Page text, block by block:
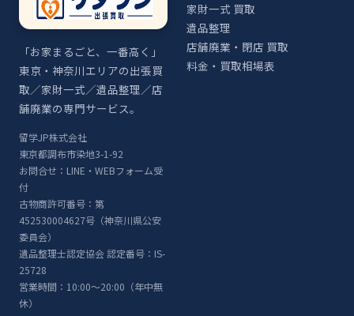
「お家まるごと、一番高く」
東京・神奈川エリアの出張買
取／家財一式／遺品整理／店
舗廃業の専門サービス。
留学JP株式会社
東京都調布市染地3-1-92
お問合せ：LINE・WEBフォーム受
付
古物商許可番号：第
452530004627号（神奈川県公安
委員会）
遺品整理士認定協会 認定番号：IS-
25728
営業時間：10:00〜20:00（年中無
休）
家財一式 買取
遺品整理
店舗廃業・閉店 買取
料金・買取相場表